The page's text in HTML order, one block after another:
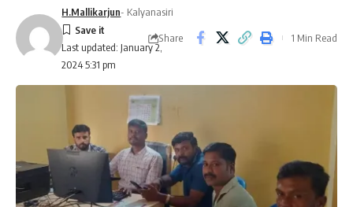
Last updated: January 2,
2024 5:31 pm
H.Mallikarjun- Kalyanasiri
Share 1 Min Read